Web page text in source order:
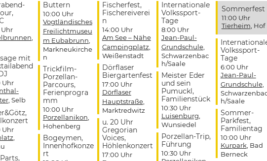
Uhr
,
mit
Uhr
, Selb
Uhr
,
Buttern
10:00 Uhr
Vogtländisches
Freilichtmuseu
m Eubabrunn,
Markneukirche
n
Trickfilm-
Porzellan-
Parcours,
Ferienprogra
mm
10:00 Uhr
Porzellanikon,
Hohenberg
Bogeymen,
Innenhofkonze
rt
Fischerfest,
Fischereiverei
n
14:00 Uhr
Am See – Nähe
Campingplatz,
Weißenstadt
Dörflaser
Biergartenfest
17:00 Uhr
Dörflaser
Hauptstraße,
Marktredwitz
u. 20 Uhr
Gregorian
Voices,
Höhlenkonzert
17:00 Uhr
Internationale
Volkssport-
Tage
8:00 Uhr
Jean-Paul-
Grundschule,
Schwarzenbac
h/Saale
Meister Eder
und sein
Pumuckl,
Familienstück
10:30 Uhr
Luisenburg,
Wunsiedel
Porzellan-Trip,
Führung
10:30 Uhr
Sommerfest
11:00 Uhr
Tierheim, Hof
Volkssport-
Tage
6:00 Uhr
Jean-Paul-
Grundschule,
h/Saale
Sommer-
Parkfest,
Familientag
10:00 Uhr
Kurpark, Bad
Berneck